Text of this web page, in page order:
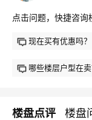
点击问题，快捷咨询
现在买有优惠吗？
哪些楼层户型在卖
楼盘点评 楼盘